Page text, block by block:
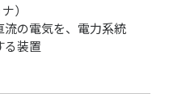
）
の電気を、電力系統
る装置